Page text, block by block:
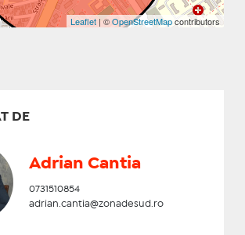
Leaflet | ©OpenStreetMapcontributors
DE
Adrian Cantia
0731510854
adrian.cantia@zonadesud.ro